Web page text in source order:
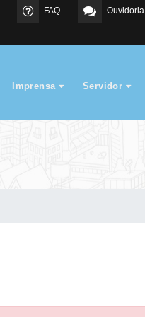
Ouvidoria
FAQ
Imprensa Servidor